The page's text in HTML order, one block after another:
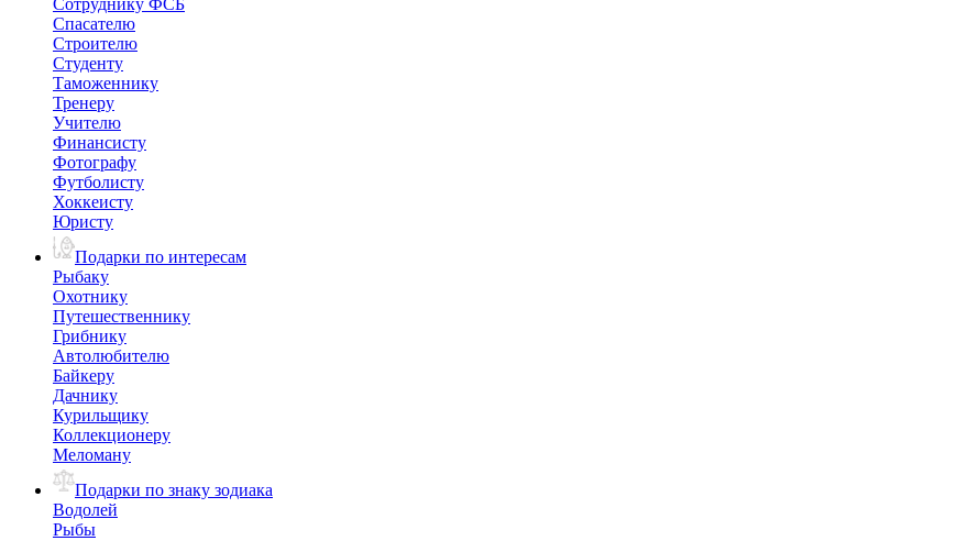
Сотруднику ФСБ
Спасателю
Строителю
Студенту
Таможеннику
Тренеру
Учителю
Финансисту
Фотографу
Футболисту
Хоккеисту
Юристу
Подарки по интересам
Рыбаку
Охотнику
Путешественнику
Грибнику
Автолюбителю
Байкеру
Дачнику
Курильщику
Коллекционеру
Меломану
Подарки по знаку зодиака
Водолей
Рыбы